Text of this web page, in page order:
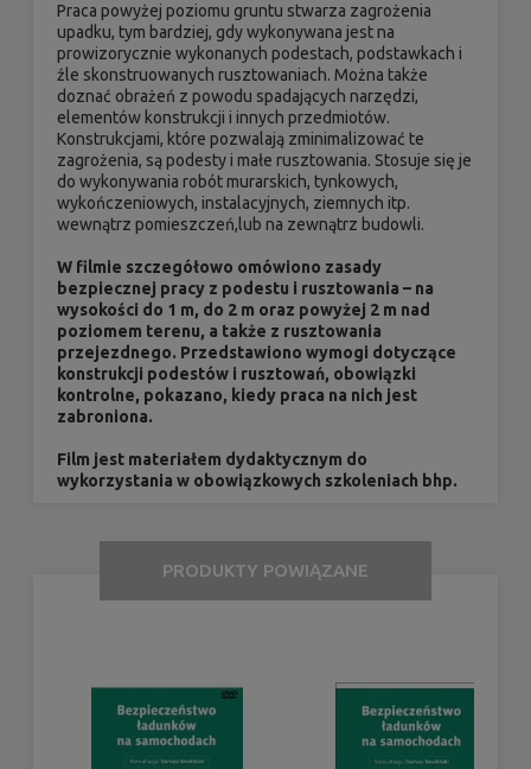
Praca powyżej poziomu gruntu stwarza zagrożenia
upadku, tym bardziej, gdy wykonywana jest na
prowizorycznie wykonanych podestach, podstawkach i
źle skonstruowanych rusztowaniach. Można także
doznać obrażeń z powodu spadających narzędzi,
elementów konstrukcji i innych przedmiotów.
Konstrukcjami, które pozwalają zminimalizować te
zagrożenia, są podesty i małe rusztowania. Stosuje się je
do wykonywania robót murarskich, tynkowych,
wykończeniowych, instalacyjnych, ziemnych itp.
wewnątrz pomieszczeń,lub na zewnątrz budowli.
W filmie szczegółowo omówiono zasady
bezpiecznej pracy z podestu i rusztowania – na
wysokości do 1 m, do 2 m oraz powyżej 2 m nad
poziomem terenu, a także z rusztowania
przejezdnego. Przedstawiono wymogi dotyczące
konstrukcji podestów i rusztowań, obowiązki
kontrolne, pokazano, kiedy praca na nich jest
zabroniona.
Film jest materiałem dydaktycznym do
wykorzystania w obowiązkowych szkoleniach bhp.
PRODUKTY POWIĄZANE